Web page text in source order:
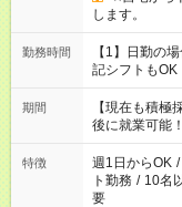
します。
勤務時間
【1】日勤の場合
記シフトもOK
勤の場合 16:30～
方へ 今ご覧
勤務時間。 合
期間
【現在も積
後に就業可能！
特徴 週1日からOK /
ト勤務 / 10名
要